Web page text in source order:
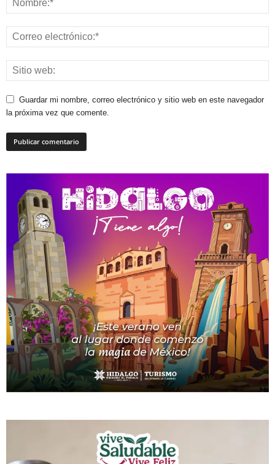
Guardar mi nombre, correo electrónico y sitio web en este navegador
la próxima vez que comente.